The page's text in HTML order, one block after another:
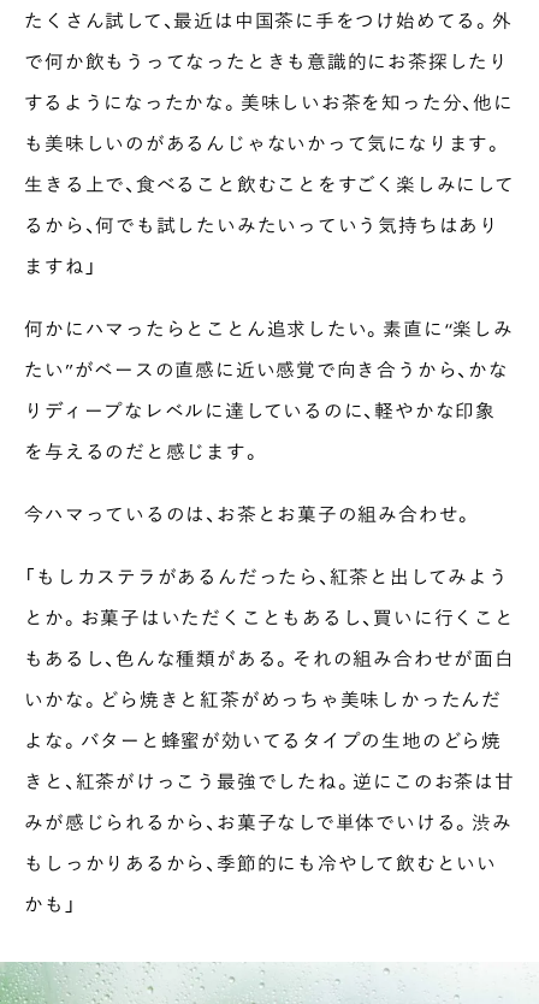
たくさん試して、最近は中国茶に手をつけ始めてる。外
で何か飲もうってなったときも意識的にお茶探したり
するようになったかな。美味しいお茶を知った分、他に
も美味しいのがあるんじゃないかって気になります。
生きる上で、食べること飲むことをすごく楽しみにして
るから、何でも試したいみたいっていう気持ちはあり
ますね」
何かにハマったらとことん追求したい。素直に“楽しみ
たい”がベースの直感に近い感覚で向き合うから、かな
りディープなレベルに達しているのに、軽やかな印象
を与えるのだと感じます。
今ハマっているのは、お茶とお菓子の組み合わせ。
「もしカステラがあるんだったら、紅茶と出してみよう
とか。お菓子はいただくこともあるし、買いに行くこと
もあるし、色んな種類がある。それの組み合わせが面白
いかな。どら焼きと紅茶がめっちゃ美味しかったんだ
よな。バターと蜂蜜が効いてるタイプの生地のどら焼
きと、紅茶がけっこう最強でしたね。逆にこのお茶は甘
みが感じられるから、お菓子なしで単体でいける。渋み
もしっかりあるから、季節的にも冷やして飲むといい
かも」